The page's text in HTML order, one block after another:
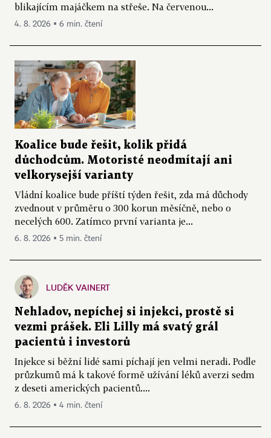
blikajícím majáčkem na střeše. Na červenou...
4. 8. 2026 ▪ 6 min. čtení
Koalice bude řešit, kolik přidá
důchodcům. Motoristé neodmítají ani
velkorysejší varianty
Vládní koalice bude příští týden řešit, zda má důchody
zvednout v průměru o 300 korun měsíčně, nebo o
necelých 600. Zatímco první varianta je...
6. 8. 2026 ▪ 5 min. čtení
LUDĚK VAINERT
Nehladov, nepíchej si injekci, prostě si
vezmi prášek. Eli Lilly má svatý grál
pacientů i investorů
Injekce si běžní lidé sami píchají jen velmi neradi. Podle
průzkumů má k takové formě užívání léků averzi sedm
z deseti amerických pacientů....
6. 8. 2026 ▪ 4 min. čtení